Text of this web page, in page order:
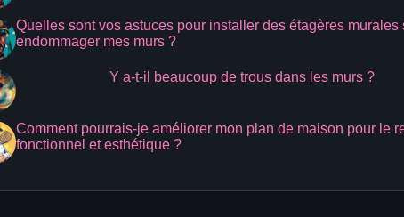
Quelles sont vos astuces pour installer des étagères murales
endommager mes murs ?
Y a-t-il beaucoup de trous dans les murs ?
Comment pourrais-je améliorer mon plan de maison pour le
fonctionnel et esthétique ?